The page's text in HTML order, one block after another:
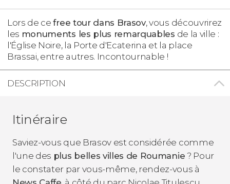
Lors de cefree tour dans Brasov, vous découvrirez
les monuments les plus remarquables de la ville :
l'Église Noire, la Porte d'Ecaterina et la place
Brassai, entre autres. Incontournable !
DESCRIPTION
Itinéraire
Saviez-vous que Brasov est considérée comme
l'une des plus belles villes de Roumanie ? Pour
le constater par vous-même, rendez-vous à